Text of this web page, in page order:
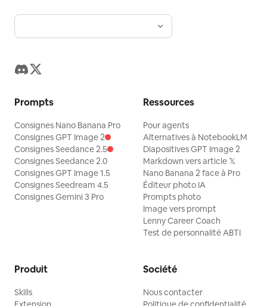
Prompts
Consignes Nano Banana Pro
Consignes GPT Image 2
Consignes Seedance 2.5
Consignes Seedance 2.0
Consignes GPT Image 1.5
Consignes Seedream 4.5
Consignes Gemini 3 Pro
Ressources
Pour agents
Alternatives à NotebookLM
Diapositives GPT Image 2
Markdown vers article 𝕏
Nano Banana 2 face à Pro
Éditeur photo IA
Prompts photo
Image vers prompt
Lenny Career Coach
Test de personnalité ABTI
Produit
Skills
Société
Nous contacter